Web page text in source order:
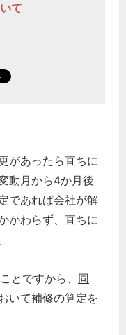
て
があったら直ちに
動月から4か月後
であれば会社が解
かわらず、直ちに
とですから、 同
いて補修の算定を